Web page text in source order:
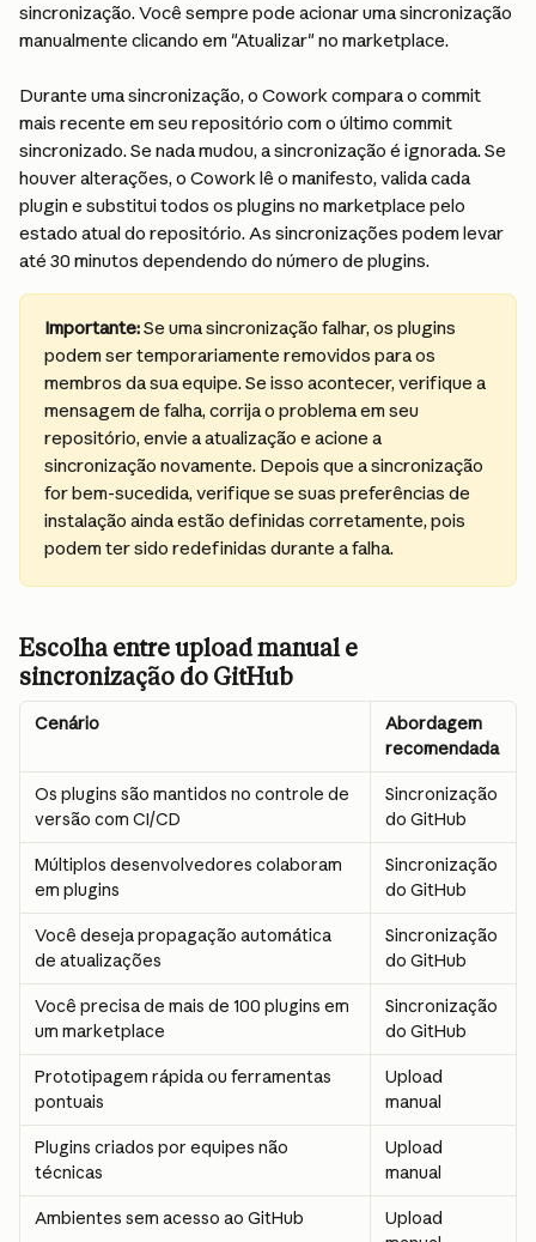
sincronização. Você sempre pode acionar uma sincronização
manualmente clicando em "Atualizar" no marketplace.
Durante uma sincronização, o Cowork compara o commit
mais recente em seu repositório com o último commit
sincronizado. Se nada mudou, a sincronização é ignorada. Se
houver alterações, o Cowork lê o manifesto, valida cada
plugin e substitui todos os plugins no marketplace pelo
estado atual do repositório. As sincronizações podem levar
até 30 minutos dependendo do número de plugins.
Importante: Se uma sincronização falhar, os plugins
podem ser temporariamente removidos para os
membros da sua equipe. Se isso acontecer, verifique a
mensagem de falha, corrija o problema em seu
repositório, envie a atualização e acione a
sincronização novamente. Depois que a sincronização
for bem-sucedida, verifique se suas preferências de
instalação ainda estão definidas corretamente, pois
podem ter sido redefinidas durante a falha.
Escolha entre upload manual e
sincronização do GitHub
Cenário
Abordagem
recomendada
Os plugins são mantidos no controle de
versão com CI/CD
Sincronização
do GitHub
Múltiplos desenvolvedores colaboram
em plugins
Sincronização
do GitHub
Você deseja propagação automática
de atualizações
Sincronização
do GitHub
Você precisa de mais de 100 plugins em
um marketplace
Sincronização
do GitHub
Prototipagem rápida ou ferramentas
pontuais
Upload
manual
Plugins criados por equipes não
técnicas
Upload
manual
Ambientes sem acesso ao GitHub
Upload